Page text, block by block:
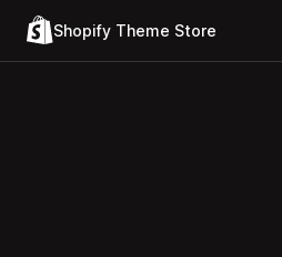
Shopify Theme Store